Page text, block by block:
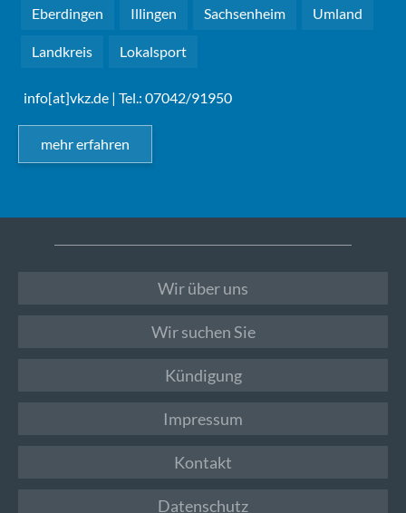
Eberdingen Illingen Sachsenheim Umland
Landkreis Lokalsport
info[at]vkz.de | Tel.: 07042/91950
mehr erfahren
Wir über uns
Wir suchen Sie
Kündigung
Impressum
Kontakt
Datenschutz